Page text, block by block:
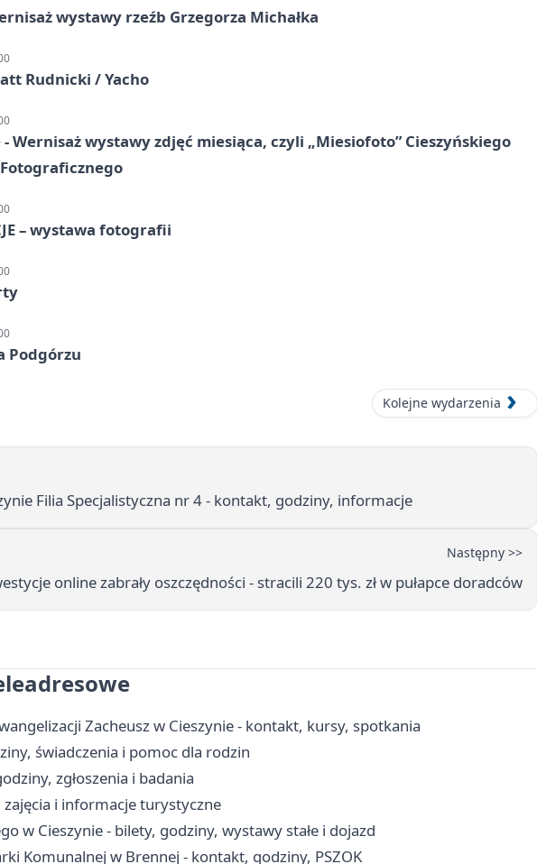
wystawy rzeźb Grzegorza Michałka
Rudnicki / Yacho
Wernisaż wystawy zdjęć miesiąca, czyli „Miesiofoto” Cieszyńskiego
– wystawa fotografii
Podgórzu
Kolejne wydarzenia
Filia Specjalistyczna nr 4 - kontakt, godziny, informacje
Następny >>
online zabrały oszczędności - stracili 220 tys. zł w pułapce doradców
Zacheusz w Cieszynie - kontakt, kursy, spotkania
świadczenia i pomoc dla rodzin
zgłoszenia i badania
zajęcia i informacje turystyczne
w Cieszynie - bilety, godziny, wystawy stałe i dojazd
Komunalnej w Brennej - kontakt, godziny, PSZOK